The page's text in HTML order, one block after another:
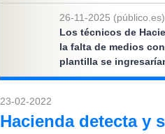
26-11-2025 (público.es)
Los técnicos de
la falta de medios
plantilla se
23-02-2022
Hacienda detecta y